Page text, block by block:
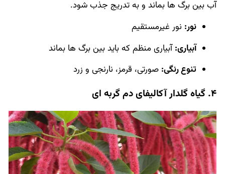
آب بین برگ ها بماند و به تدریج جذب شود.
نور: نور غیرمستقیم
آبیاری:آبیاری منظم که باید بین برگ ها بماند
تنوع رنگی: صورتی، قرمز، نارنجی و زرد
4. گیاه گلدار آکالیفای دم گربه ای